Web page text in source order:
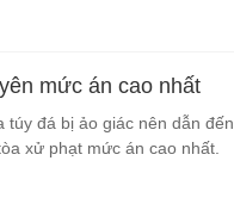
mức án cao nhất
túy đá bị ảo giác nên dẫn đến
xử phạt mức án cao nhất.